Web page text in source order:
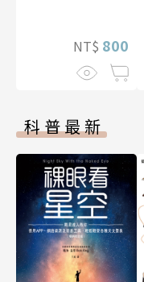
NT$ 800
科普最新